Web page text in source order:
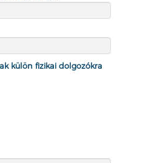
külön fizikai dolgozókra